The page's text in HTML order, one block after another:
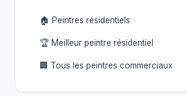
🏠 Peintres résidentiels
🏆 Meilleur peintre résidentiel
🏢 Tous les peintres commerciaux